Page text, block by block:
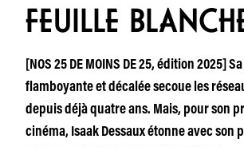
FEUILLE
[NOS 25 DE MOINS DE 25, édition 2025]
flamboyante et décalée secoue les
depuis déjà quatre ans. Mais, pour son
cinéma, Isaak Dessaux étonne avec son